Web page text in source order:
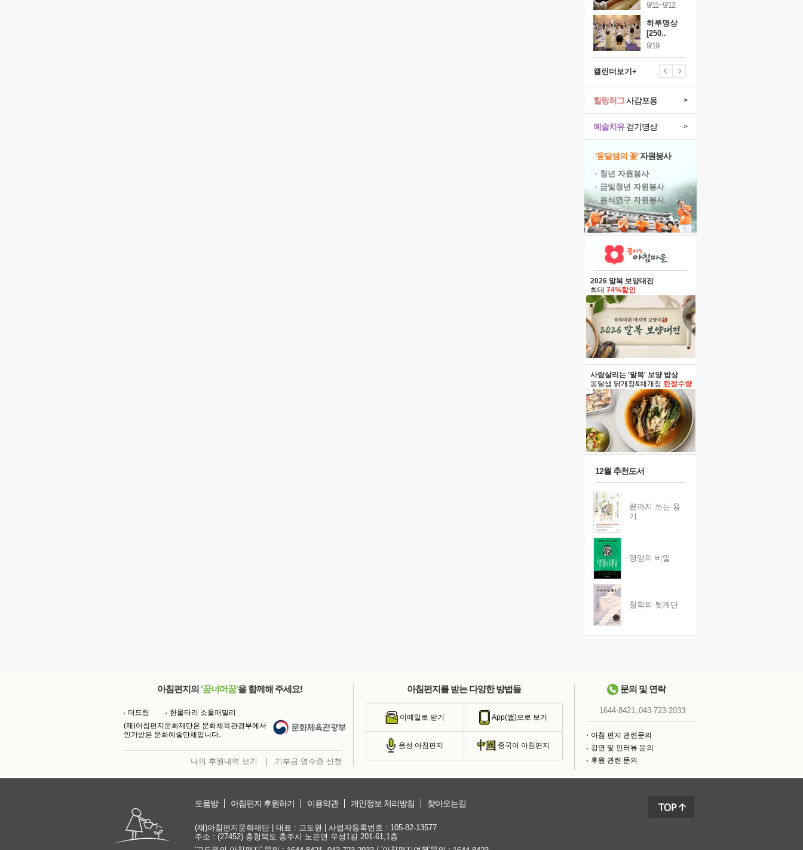
9/11~9/12
하루명상
[250..
9/19
캘린더보기+
예술치유걷기명상 >
힐링허그사감포옹 >
'옹달샘의 꽃'자원봉사
· 청년 자원봉사
· 금빛청년 자원봉사
· 음식연구 자원봉사
2026 말복 보양대전
최대 74%할인
사람살리는 '말복' 보양 밥상
옹달샘 닭개장&채개장 한정수량
12월 추천도서
끝까지 쓰는 용
기
영양의 비밀
철학의 뒷계단
아침편지의 '꿈너머꿈'을 함께해 주세요!
더드림
한울타리 소울패밀리
(재)아침편지문화재단은 문화체육관광부에서
인가받은 문화예술단체입니다.
나의 후원내역 보기 기부금 영수증 신청
아침편지를 받는 다양한 방법들
이메일로 받기 App(앱)으로 보기
음성 아침편지 중국어 아침편지
문의 및 연락
1644-8421, 043-723-2033
아침 편지 관련문의
강연 및 인터뷰 문의
후원 관련 문의
도움방 아침편지 후원하기 이용약관 개인정보 처리방침 찾아오는길
(재)아침편지문화재단 | 대표 : 고도원 | 사업자등록번호 : 105-82-13577
주소 : (27452) 충청북도 충주시 노은면 우성1길 201-61,1층